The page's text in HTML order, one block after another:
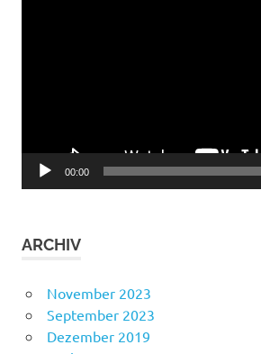
00:00
ARCHIV
November 2023
September 2023
Dezember 2019